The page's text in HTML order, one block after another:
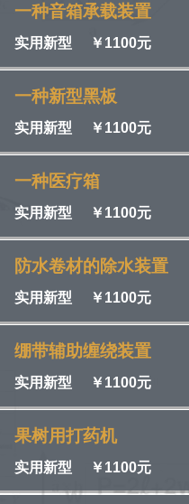
一种音箱承载装置
实用新型 ￥1100元
一种新型黑板
实用新型 ￥1100元
一种医疗箱
实用新型 ￥1100元
防水卷材的除水装置
实用新型 ￥1100元
绷带辅助缠绕装置
实用新型 ￥1100元
果树用打药机
实用新型 ￥1100元